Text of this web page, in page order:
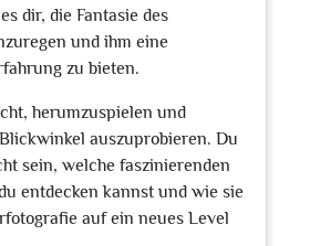
dir, die Fantasie des
und ihm eine
zu bieten.
herumzuspielen und
auszuprobieren. Du
sein, welche faszinierenden
entdecken kannst und wie sie
auf ein neues Level